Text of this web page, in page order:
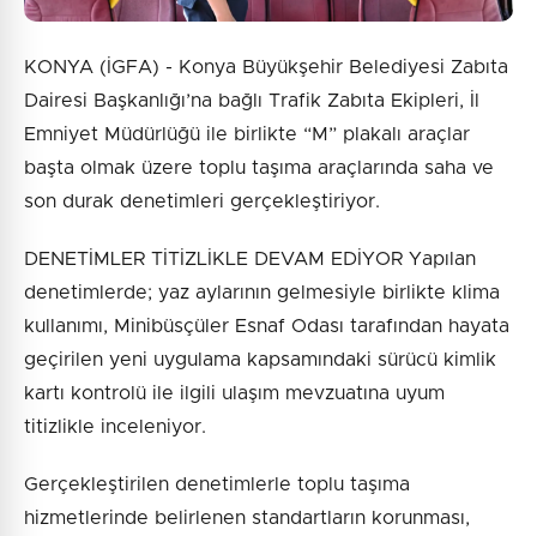
KONYA (İGFA) - Konya Büyükşehir Belediyesi Zabıta
Dairesi Başkanlığı’na bağlı Trafik Zabıta Ekipleri, İl
Emniyet Müdürlüğü ile birlikte “M” plakalı araçlar
başta olmak üzere toplu taşıma araçlarında saha ve
son durak denetimleri gerçekleştiriyor.
DENETİMLER TİTİZLİKLE DEVAM EDİYOR Yapılan
denetimlerde; yaz aylarının gelmesiyle birlikte klima
kullanımı, Minibüsçüler Esnaf Odası tarafından hayata
geçirilen yeni uygulama kapsamındaki sürücü kimlik
kartı kontrolü ile ilgili ulaşım mevzuatına uyum
titizlikle inceleniyor.
Gerçekleştirilen denetimlerle toplu taşıma
hizmetlerinde belirlenen standartların korunması,